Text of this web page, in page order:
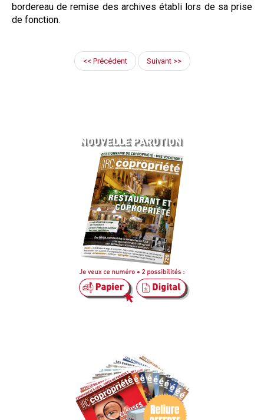
bordereau de remise des archives établi lors de sa prise
de fonction.
<< Précédent Suivant >>